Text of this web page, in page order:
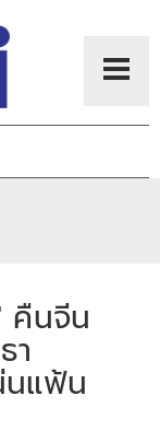
คืนจีน
า
นแฟ้น